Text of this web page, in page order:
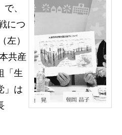
、
につ
左）
共産
「生
」は